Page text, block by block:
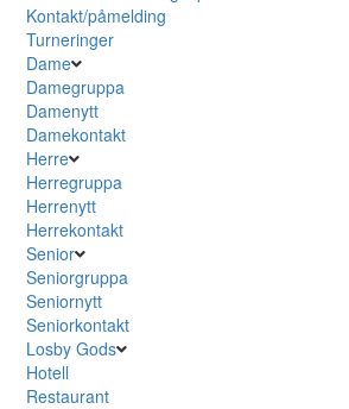
Kontakt/påmelding
Turneringer
Dame
Damegruppa
Damenytt
Damekontakt
Herre
Herregruppa
Herrenytt
Herrekontakt
Senior
Seniorgruppa
Seniornytt
Seniorkontakt
Losby Gods
Hotell
Restaurant